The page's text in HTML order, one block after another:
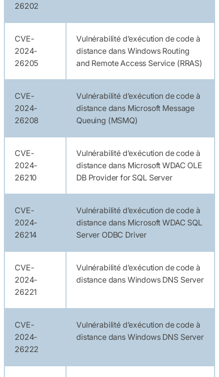
26202
CVE-
2024-
26205
Vulnérabilité d’exécution de code à
distance dans Windows Routing
and Remote Access Service (RRAS)
CVE-
2024-
26208
Vulnérabilité d’exécution de code à
distance dans Microsoft Message
Queuing (MSMQ)
CVE-
2024-
26210
Vulnérabilité d’exécution de code à
distance dans Microsoft WDAC OLE
DB Provider for SQL Server
CVE-
2024-
26214
Vulnérabilité d’exécution de code à
distance dans Microsoft WDAC SQL
Server ODBC Driver
CVE-
2024-
26221
Vulnérabilité d’exécution de code à
distance dans Windows DNS Server
CVE-
2024-
26222
Vulnérabilité d’exécution de code à
distance dans Windows DNS Server